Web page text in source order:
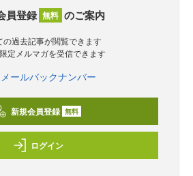
員登録 無料 のご案内
の過去記事が閲覧できます
定メルマガを受信できます
メールバックナンバー
新規会員登録 無料
ログイン